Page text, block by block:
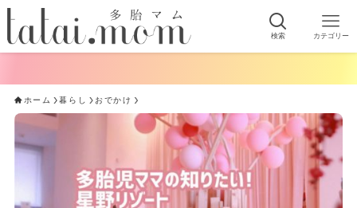
検索 カテゴリー
ホーム 暮らし おでかけ